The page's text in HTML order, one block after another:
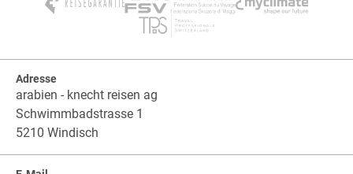
Adresse
arabien - knecht reisen ag
Schwimmbadstrasse 1
5210 Windisch